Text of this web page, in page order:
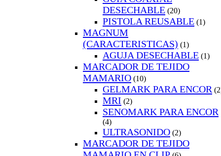
DESECHABLE (20)
PISTOLA REUSABLE (1)
MAGNUM
(CARACTERISTICAS) (1)
AGUJA DESECHABLE (1)
MARCADOR DE TEJIDO
MAMARIO (10)
GELMARK PARA ENCOR
MRI (2)
SENOMARK PARA ENCOR
(4)
ULTRASONIDO (2)
MARCADOR DE TEJIDO